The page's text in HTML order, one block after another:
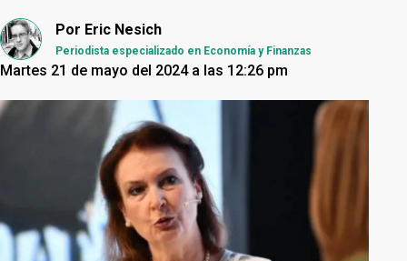
Por Eric Nesich
Periodista especializado en Economía y Finanzas
Martes 21 de mayo del 2024 a las 12:26 pm